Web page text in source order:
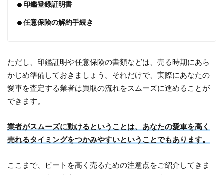
印鑑登録証明書
任意保険の解約手続き
ただし、印鑑証明や任意保険の書類などは、売る時期にあら
かじめ準備しておきましょう。それだけで、実際にあなたの
愛車を査定する業者は買取の流れをスムーズに進めることが
できます。
業者がスムーズに動けるということは、あなたの愛車を高く
売れるタイミングをつかみやすいということでもあります。
ここまで、ビートを高く売るための注意点をご紹介してきま